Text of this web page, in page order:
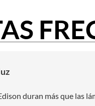
duran más que las